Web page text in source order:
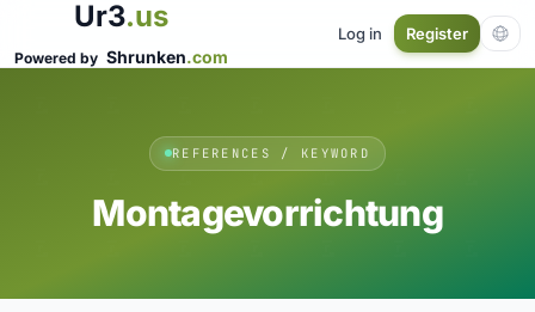
Ur3.us
Powered by Shrunken.com
Log in Register
REFERENCES / KEYWORD
Montagevorrichtung